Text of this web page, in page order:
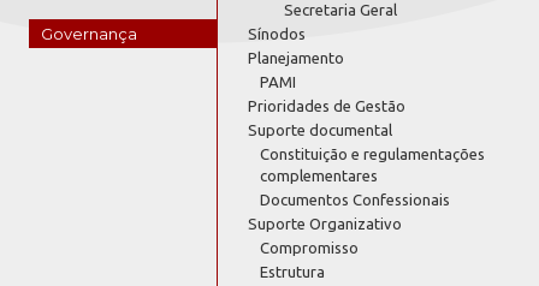
Governança
Secretaria Geral
Sínodos
Planejamento
PAMI
Prioridades de Gestão
Suporte documental
Constituição e regulamentações
complementares
Documentos Confessionais
Suporte Organizativo
Compromisso
Estrutura